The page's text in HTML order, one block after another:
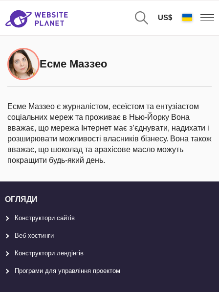
US$
Есме Маззео
Есме Маззео є журналістом, есеїстом та ентузіастом
соціальних мереж та проживає в Нью-Йорку Вона
вважає, що мережа Інтернет має з’єднувати, надихати і
розширювати можливості власників бізнесу. Вона також
вважає, що шоколад та арахісове масло можуть
покращити будь-який день.
ОГЛЯДИ
Конструктори сайтів
Веб-хостинги
Конструктори лендінгів
Програми для управління проектом